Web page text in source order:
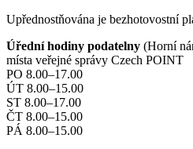
Upřednostňována je bezhotovostní
Úřední hodiny podatelny (Horní
místa veřejné správy Czech POINT
PO 8.00–17.00
ÚT 8.00–15.00
ST 8.00–17.00
ČT 8.00–15.00
PÁ 8.00–15.00